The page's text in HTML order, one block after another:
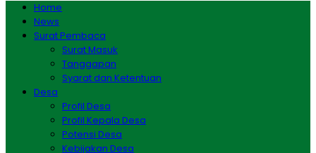
Home
News
Surat Pembaca
Surat Masuk
Tanggapan
Syarat dan Ketentuan
Desa
Profil Desa
Profil Kepala Desa
Potensi Desa
Kebijakan Desa